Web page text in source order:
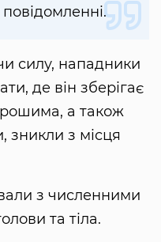
силу, нападники
де він зберігає
а також
зникли з місця
з численними
та тіла.